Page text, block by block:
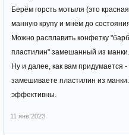
Берём горсть мотыля (это
манную крупу и мнём до
Можно расплавить конфетку
пластилин" замешанный из манки.
Ну и далее, как вам придумается
замешиваете пластилин из
эффективны.
11 янв 2023